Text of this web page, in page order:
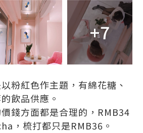
+7
粉紅色作主題，有綿花糖、
飲品供應。
錢方面都是合理的，RMB34
，梳打都只是RMB36。